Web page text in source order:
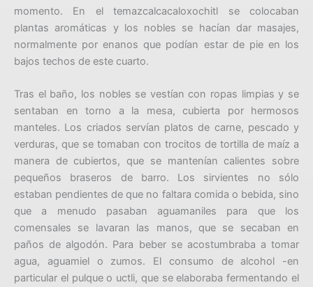
momento. En el temazcalcacaloxochitl se colocaban
plantas aromáticas y los nobles se hacían dar masajes,
normalmente por enanos que podían estar de pie en los
bajos techos de este cuarto.
Tras el baño, los nobles se vestían con ropas limpias y se
sentaban en torno a la mesa, cubierta por hermosos
manteles. Los criados servían platos de carne, pescado y
verduras, que se tomaban con trocitos de tortilla de maíz a
manera de cubiertos, que se mantenían calientes sobre
pequeños braseros de barro. Los sirvientes no sólo
estaban pendientes de que no faltara comida o bebida, sino
que a menudo pasaban aguamaniles para que los
comensales se lavaran las manos, que se secaban en
paños de algodón. Para beber se acostumbraba a tomar
agua, aguamiel o zumos. El consumo de alcohol -en
particular el pulque o uctli, que se elaboraba fermentando el